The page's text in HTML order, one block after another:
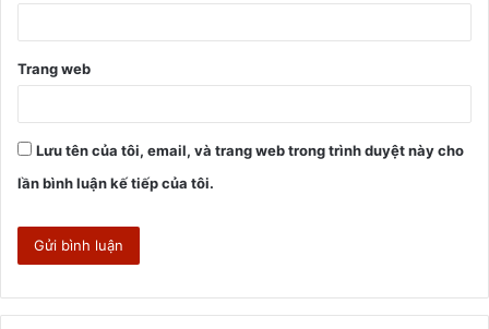
Trang web
Lưu tên của tôi, email, và trang web trong trình duyệt này cho
lần bình luận kế tiếp của tôi.